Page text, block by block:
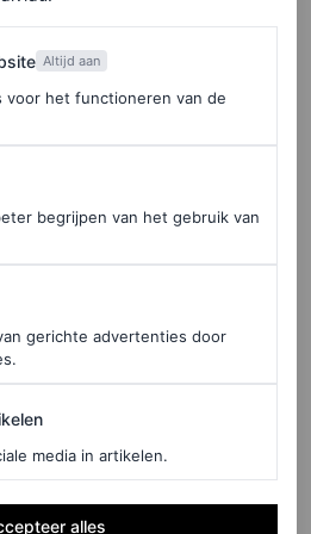
Altijd aan
voor het functioneren van de
begrijpen van het gebruik van
gerichte advertenties door
media in artikelen.
alles